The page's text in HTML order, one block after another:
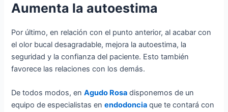
Aumenta la autoestima
Por último, en relación con el punto anterior, al acabar con
el olor bucal desagradable, mejora la autoestima, la
seguridad y la confianza del paciente. Esto también
favorece las relaciones con los demás.
De todos modos, enAgudo Rosa disponemos de un
equipo de especialistas enendodoncia que te contará con